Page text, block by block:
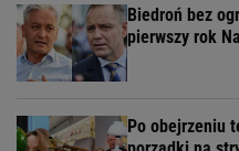
Biedroń bez
pierwszy rok
Po obejrzeniu